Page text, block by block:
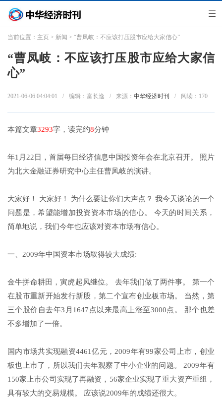
当前位置： 主页 > 新闻 > “曹凤岐：不应该打压股市应给大家信心”
“曹凤岐：不应该打压股市应给大家信
心”
2021-06-06 04:04:01 / 编辑：富长逸 / 来源： 中华经济时刊 / 阅读： 170
本篇文章3293字，读完约8分钟
年1月22日，首届每日经济信息中国投资年会在北京召开。 照片
为北大金融证券研究中心主任曹凤岐的演讲。
大家好！ 大家好！ 为什么要让你们大声点？ 我今天谈论的一个
问题是，希望能增加投资资本市场的信心。 今天的时间关系，
简单地说，我们今年也应该对资本市场有信心。
一、2009年中国资本市场取得较大成绩:
金牛拼命耕田，寅虎起风继位。 去年我们做了两件事。 第一个
在股市重新开始发行新股，第二个宣布创业板市场。 当然，第
三个股价自去年3月1647点以来最高上涨至3000点。 那个也差
不多增加了一倍。
国内市场共实现融资4461亿元，2009年有99家公司上市，创业
板也上市了，所以我们去年观察了中小企业的问题。 2009年有
150家上市公司实现了再融资，56家企业实现了重大资产重组，
具有较大的交易规模。 应该说2009年的成绩还很大。